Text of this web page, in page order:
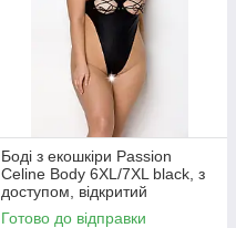
Боді з екошкіри Passion
Celine Body 6XL/7XL black, з
доступом, відкритий
Готово до відправки